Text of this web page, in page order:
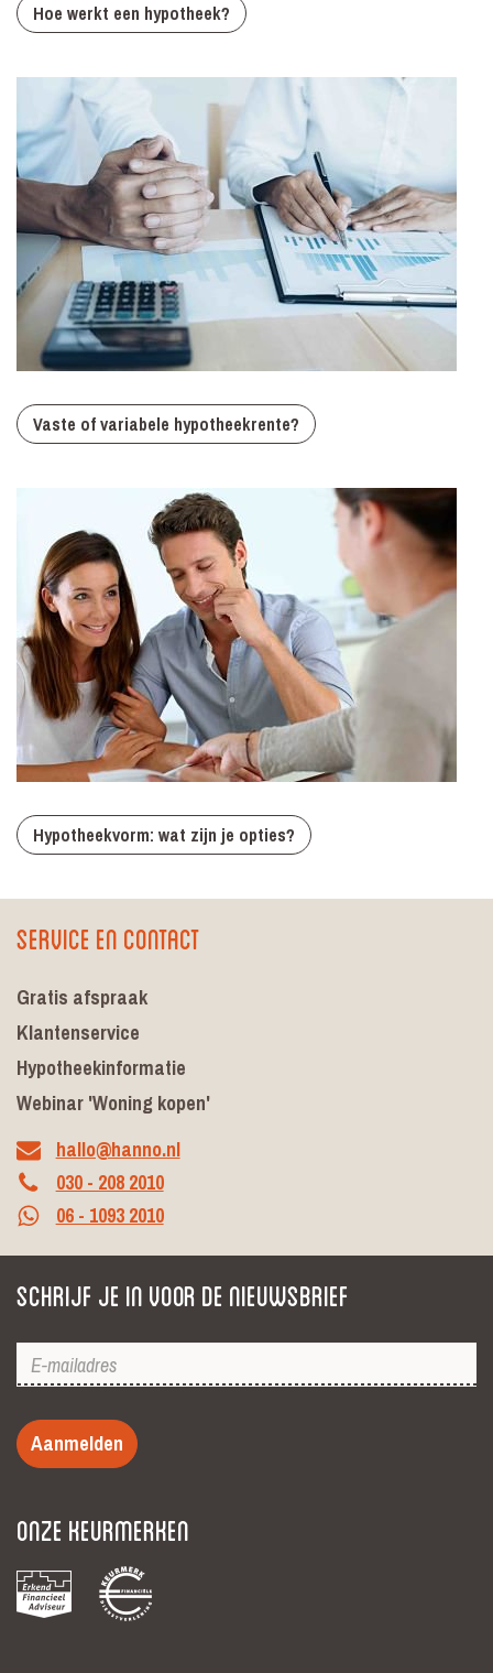
Hoe werkt een hypotheek?
Vaste of variabele hypotheekrente?
Hypotheekvorm: wat zijn je opties?
Service en contact
Gratis afspraak
Klantenservice
Hypotheekinformatie
Webinar 'Woning kopen'
hallo@hanno.nl
030 - 208 2010
06 - 1093 2010
Schrijf je in voor de nieuwsbrief
Aanmelden
Onze keurmerken